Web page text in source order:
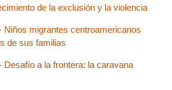
de la exclusión y la violencia
Niños migrantes centroamericanos
de sus familias
a la frontera: la caravana